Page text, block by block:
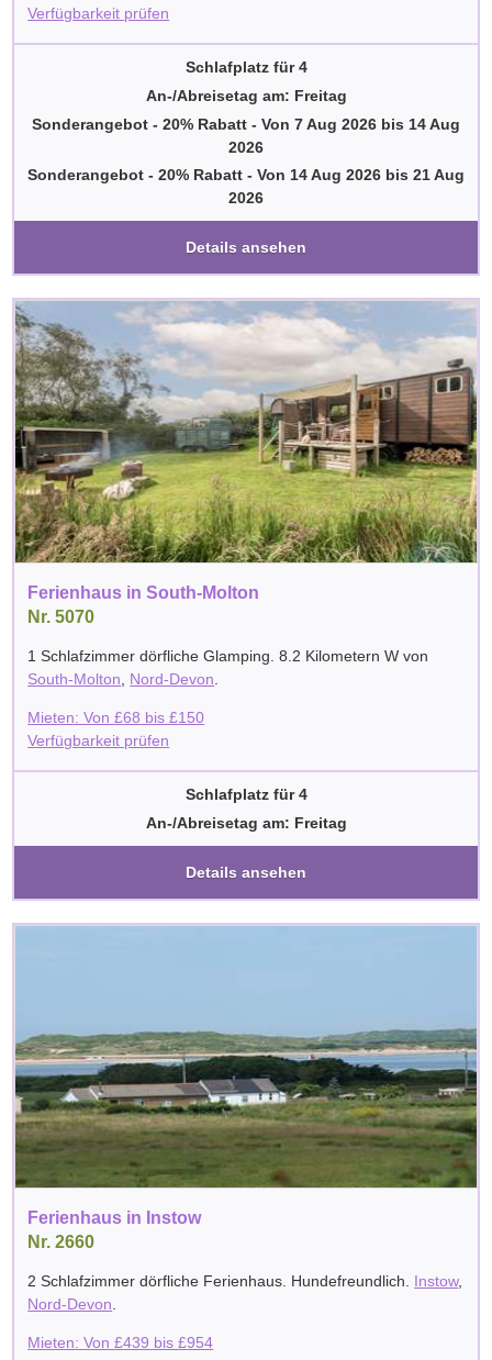
Verfügbarkeit prüfen
Schlafplatz für 4
An-/Abreisetag am: Freitag
Sonderangebot - 20% Rabatt - Von 7 Aug 2026 bis 14 Aug
2026
Sonderangebot - 20% Rabatt - Von 14 Aug 2026 bis 21 Aug
2026
Details ansehen
Ferienhaus in South-Molton
Nr. 5070
1 Schlafzimmer dörfliche Glamping. 8.2 Kilometern W von
South-Molton
Nord-Devon
Mieten: Von£68 bis£150
Verfügbarkeit prüfen
Schlafplatz für 4
An-/Abreisetag am: Freitag
Details ansehen
Ferienhaus in Instow
Nr. 2660
2 Schlafzimmer dörfliche Ferienhaus. Hundefreundlich. Instow,
Nord-Devon
Mieten: Von£439 bis£954